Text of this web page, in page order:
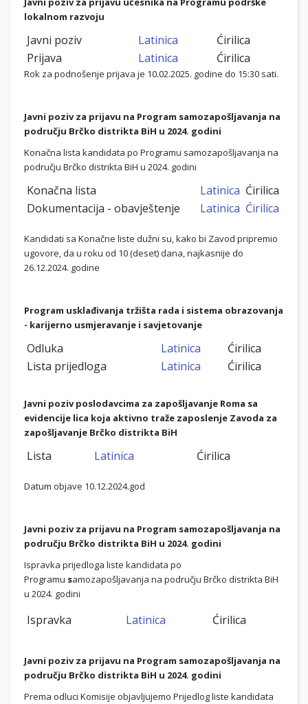
lokalnom razvoju
Javni poziv Latinica
Ćirilica
Prijava
Latinica Ćirilica
Rok za podnošenje prijava je 10.02.2025. godine do 15:30 sati.
Javni poziv za prijavu na Program samozapošljavanja na
području Brčko distrikta BiH u 2024. godini
Konačna lista kandidata po Programu samozapošljavanja na
području Brčko distrikta BiH u 2024. godini
Konačna lista Latinica Ćirilica
Dokumentacija - obavještenje
Latinica Ćirilica
Kandidati sa Konačne liste dužni su, kako bi Zavod pripremio
ugovore, da u roku od 10 (deset) dana, najkasnije do
26.12.2024. godine
Program usklađivanja tržišta rada i sistema obrazovanja
- karijerno usmjeravanje i savjetovanje
Odluka Latinica
Ćirilica
Lista prijedloga
Latinica Ćirilica
Javni poziv poslodavcima za zapošljavanje Roma sa
evidencije lica koja aktivno traže zaposlenje Zavoda za
zapošljavanje Brčko distrikta BiH
Lista Latinica Ćirilica
Datum objave 10.12.2024.god
Javni poziv za prijavu na Program samozapošljavanja na
području Brčko distrikta BiH u 2024. godini
Ispravka prijedloga liste kandidata po
Programu samozapošljavanja na području Brčko distrikta BiH
u 2024. godini
Ispravka Latinica Ćirilica
Javni poziv za prijavu na Program samozapošljavanja na
području Brčko distrikta BiH u 2024. godini
Prema odluci Komisije objavljujemo Prijedlog liste kandidata